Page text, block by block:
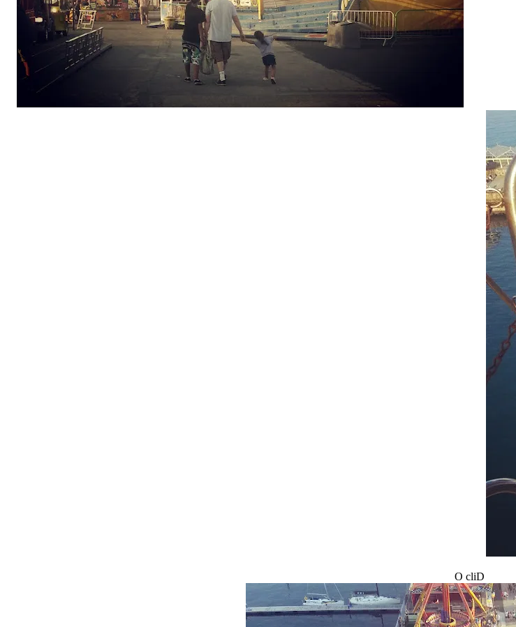
O cliD